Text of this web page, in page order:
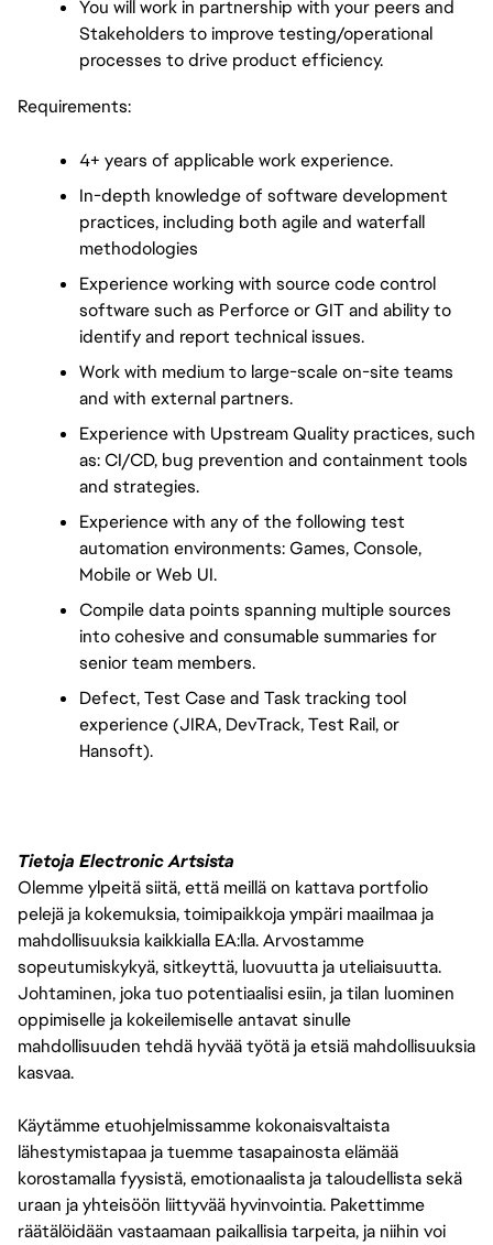
You will work in partnership with your peers and
Stakeholders to improve testing/operational
processes to drive product efficiency.
Requirements:
4+ years of applicable work experience.
In-depth knowledge of software development
practices, including both agile and waterfall
methodologies
Experience working with source code control
software such as Perforce or GIT and ability to
identify and report technical issues.
Work with medium to large-scale on-site teams
and with external partners.
Experience with Upstream Quality practices, such
as: CI/CD, bug prevention and containment tools
and strategies.
Experience with any of the following test
automation environments: Games, Console,
Mobile or Web UI.
Compile data points spanning multiple sources
into cohesive and consumable summaries for
senior team members.
Defect, Test Case and Task tracking tool
experience (JIRA, DevTrack, Test Rail, or
Hansoft).
Tietoja Electronic Artsista
Olemme ylpeitä siitä, että meillä on kattava portfolio
pelejä ja kokemuksia, toimipaikkoja ympäri maailmaa ja
mahdollisuuksia kaikkialla EA:lla. Arvostamme
sopeutumiskykyä, sitkeyttä, luovuutta ja uteliaisuutta.
Johtaminen, joka tuo potentiaalisi esiin, ja tilan luominen
oppimiselle ja kokeilemiselle antavat sinulle
mahdollisuuden tehdä hyvää työtä ja etsiä mahdollisuuksia
kasvaa.
Käytämme etuohjelmissamme kokonaisvaltaista
lähestymistapaa ja tuemme tasapainosta elämää
korostamalla fyysistä, emotionaalista ja taloudellista sekä
uraan ja yhteisöön liittyvää hyvinvointia. Pakettimme
räätälöidään vastaamaan paikallisia tarpeita, ja niihin voi